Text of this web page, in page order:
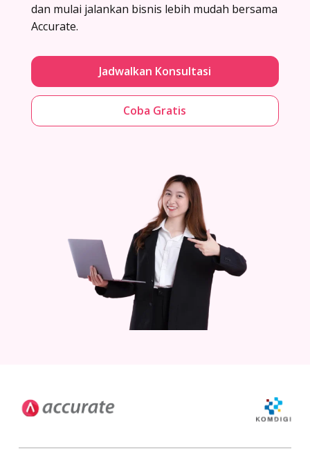
dan mulai jalankan bisnis lebih mudah bersama
Accurate.
Jadwalkan Konsultasi
Coba Gratis